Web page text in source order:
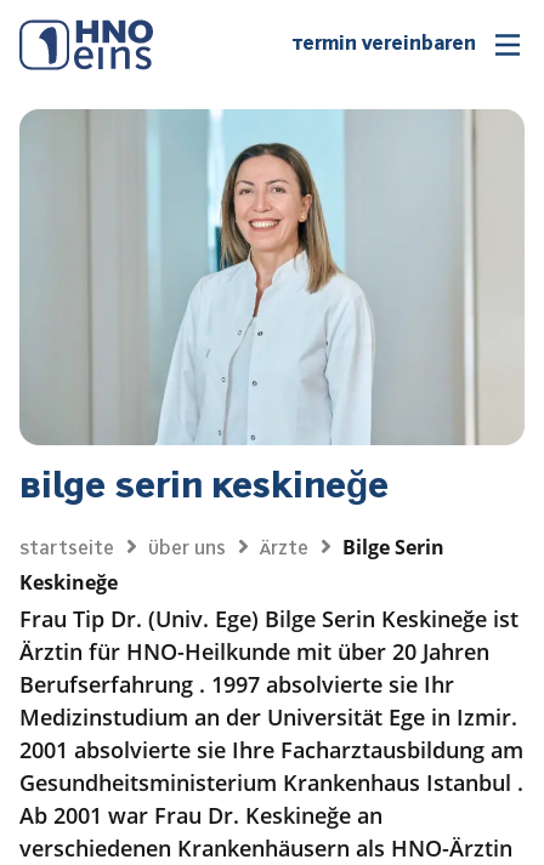
Termin vereinbaren
Bilge Serin Keskineğe
Startseite Über uns Ärzte
Bilge Serin
Keskineğe
Frau Tip Dr. (Univ. Ege) Bilge Serin Keskineğe ist
Ärztin für HNO-Heilkunde mit über 20 Jahren
Berufserfahrung . 1997 absolvierte sie Ihr
Medizinstudium an der Universität Ege in Izmir.
2001 absolvierte sie Ihre Facharztausbildung am
Gesundheitsministerium Krankenhaus Istanbul .
Ab 2001 war Frau Dr. Keskineğe an
verschiedenen Krankenhäusern als HNO-Ärztin